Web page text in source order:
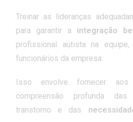
Treinar as lideranças
para garantir a integração
profissional autista na
funcionários da empresa.
Isso envolve fornecer aos
compreensão profunda
transtorno e das